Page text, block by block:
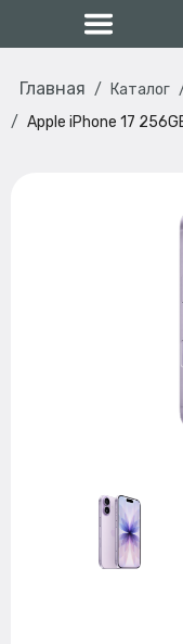
Главная Каталог
Apple iPhone 17